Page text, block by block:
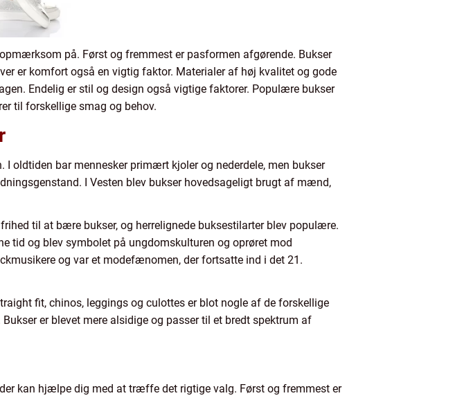
på. Først og fremmest er pasformen afgørende. Bukser
er komfort også en vigtig faktor. Materialer af høj kvalitet og gode
Endelig er stil og design også vigtige faktorer. Populære bukser
til forskellige smag og behov.
oldtiden bar mennesker primært kjoler og nederdele, men bukser
I Vesten blev bukser hovedsageligt brugt af mænd,
til at bære bukser, og herrelignede buksestilarter blev populære.
tid og blev symbolet på ungdomskulturen og oprøret mod
og var et modefænomen, der fortsatte ind i det 21.
fit, chinos, leggings og culottes er blot nogle af de forskellige
er blevet mere alsidige og passer til et bredt spektrum af
kan hjælpe dig med at træffe det rigtige valg. Først og fremmest er